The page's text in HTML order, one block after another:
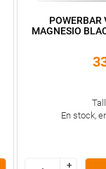
POWERBAR
MAGNESIO
En stock,
+
+